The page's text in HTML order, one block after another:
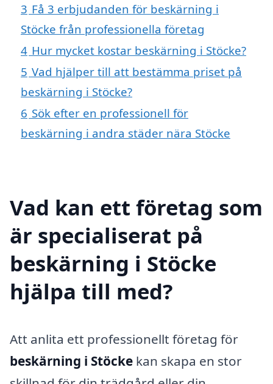
3 Få 3 erbjudanden för beskärning i
Stöcke från professionella företag
4 Hur mycket kostar beskärning i Stöcke?
5 Vad hjälper till att bestämma priset på
beskärning i Stöcke?
6 Sök efter en professionell för
beskärning i andra städer nära Stöcke
Vad kan ett företag som
är specialiserat på
beskärning i Stöcke
hjälpa till med?
Att anlita ett professionellt företag för
beskärning i Stöcke kan skapa en stor